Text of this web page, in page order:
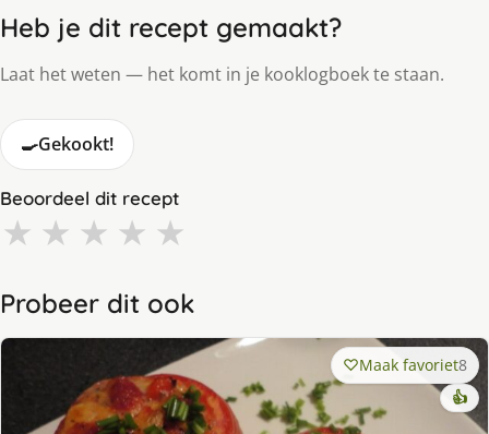
Heb je dit recept gemaakt?
Laat het weten — het komt in je kooklogboek te staan.
🍳Gekookt!
Beoordeel dit recept
★ ★ ★ ★ ★
Probeer dit ook
Maak favoriet8
👍